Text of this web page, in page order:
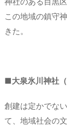
この地域の鎮守
きた。
■大泉氷川神社（
創建は定かでな
て、地域社会の